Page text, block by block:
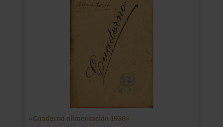
«Cuaderno alimentación 1938»